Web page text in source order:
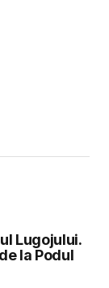
Lugojului.
la Podul